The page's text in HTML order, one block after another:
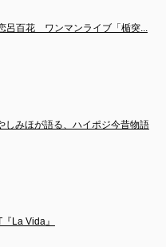
呂百花　ワンマンライブ「楯突...
しみほが語る、ハイポジ今昔物語
La Vida』